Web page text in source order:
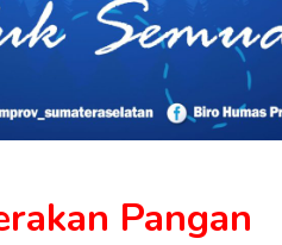
Pangan